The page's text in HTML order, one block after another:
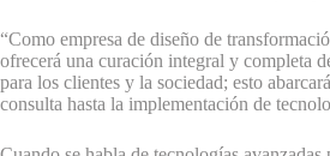
“Como empresa de diseño de
ofrecerá una curación integral y completa
para los clientes y la sociedad; esto
consulta hasta la implementación de